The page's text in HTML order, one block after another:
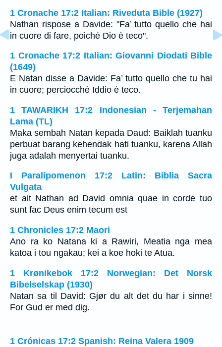
1 Cronache 17:2 Italian: Riveduta Bible (1927)
Nathan rispose a Davide: "Fa’ tutto quello che hai
in cuore di fare, poiché Dio è teco".
1 Cronache 17:2 Italian: Giovanni Diodati Bible
(1649)
E Natan disse a Davide: Fa’ tutto quello che tu hai
in cuore; perciocchè Iddio è teco.
1 TAWARIKH 17:2 Indonesian - Terjemahan
Lama (TL)
Maka sembah Natan kepada Daud: Baiklah tuanku
perbuat barang kehendak hati tuanku, karena Allah
juga adalah menyertai tuanku.
I Paralipomenon 17:2 Latin: Biblia Sacra
Vulgata
et ait Nathan ad David omnia quae in corde tuo
sunt fac Deus enim tecum est
1 Chronicles 17:2 Maori
Ano ra ko Natana ki a Rawiri, Meatia nga mea
katoa i tou ngakau; kei a koe hoki te Atua.
1 Krønikebok 17:2 Norwegian: Det Norsk
Bibelselskap (1930)
Natan sa til David: Gjør du alt det du har i sinne!
For Gud er med dig.
1 Crónicas 17:2 Spanish: Reina Valera 1909